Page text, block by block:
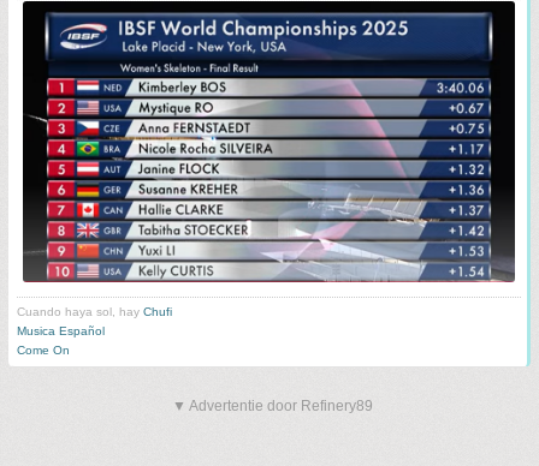
Cuando haya sol, hay Chufi
Musica Español
Come On
▼ Advertentie door Refinery89